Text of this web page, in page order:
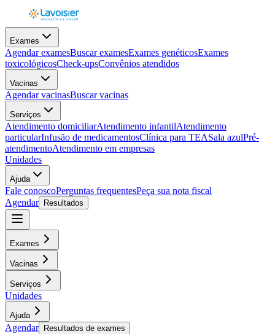
Exames
Agendar examesBuscar examesExames genéticosExames
toxicológicosCheck-upsConvênios atendidos
Vacinas
Agendar vacinasBuscar vacinas
Serviços
Atendimento domiciliarAtendimento infantilAtendimento
particularInfusão de medicamentosClínica para TEASala azulPré-
atendimentoAtendimento em empresas
Unidades
Ajuda
Fale conoscoPerguntas frequentesPeça sua nota fiscal
Agendar
Resultados
Exames
Vacinas
Serviços
Unidades
Ajuda
Agendar Resultados de exames